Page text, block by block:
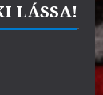
LÁSSA!